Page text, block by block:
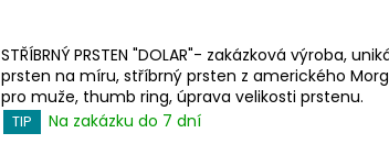
STŘÍBRNÝ PRSTEN "DOLAR"- zakázková výroba,
prsten na míru, stříbrný prsten z amerického
pro muže, thumb ring, úprava velikosti prstenu.
TIP
Na zakázku do 7 dní